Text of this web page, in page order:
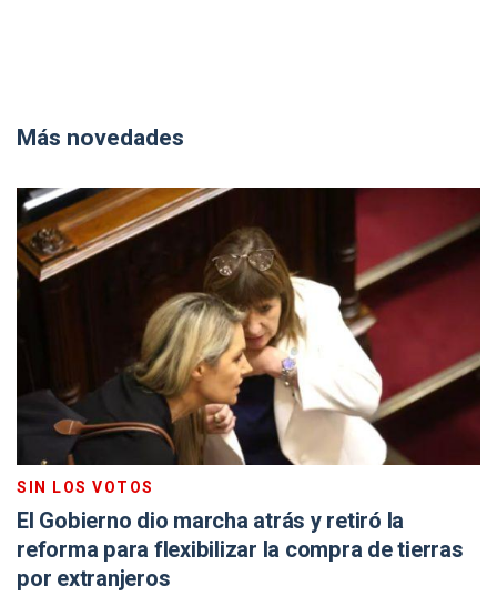
Más novedades
SIN LOS VOTOS
El Gobierno dio marcha atrás y retiró la
reforma para flexibilizar la compra de tierras
por extranjeros